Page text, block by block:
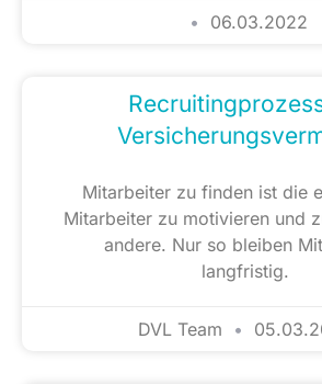
06.03.2022
Mitarbeiter zu finden ist die
Mitarbeiter zu motivieren und
andere. Nur so bleiben
langfristig.
DVL Team